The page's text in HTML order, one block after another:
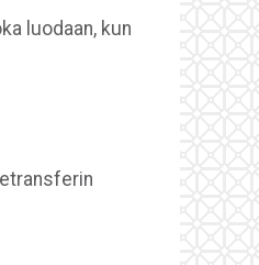
luodaan, kun